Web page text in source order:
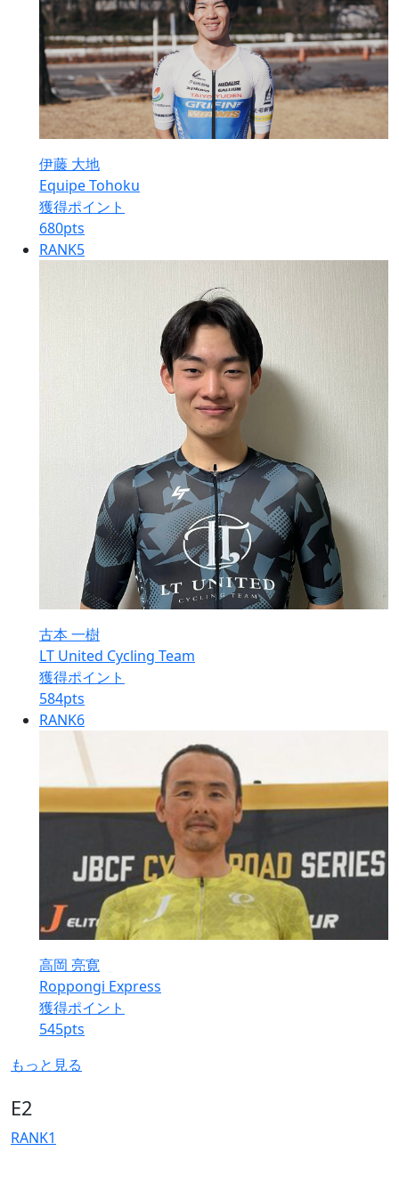
伊藤 大地
Equipe Tohoku
獲得ポイント
680pts
RANK5
古本 一樹
LT United Cycling Team
獲得ポイント
584pts
RANK6
高岡 亮寛
Roppongi Express
獲得ポイント
545pts
もっと見る
E2
RANK1